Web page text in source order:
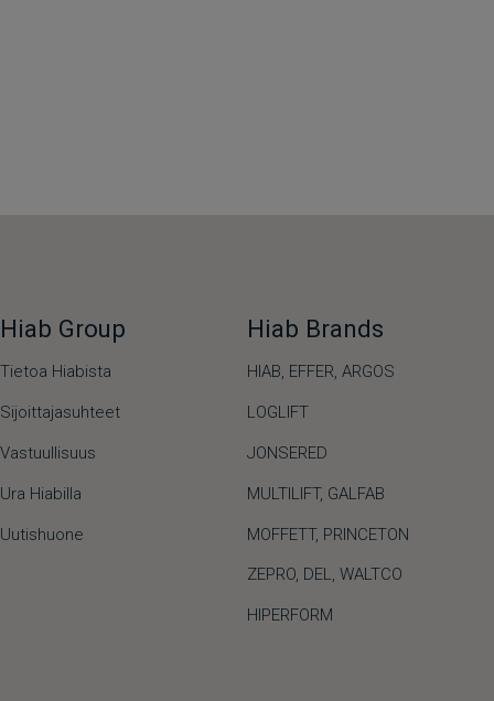
Hiab Group
Tietoa Hiabista
Sijoittajasuhteet
Vastuullisuus
Ura Hiabilla
Uutishuone
Hiab Brands
HIAB, EFFER, ARGOS
LOGLIFT
JONSERED
MULTILIFT, GALFAB
MOFFETT, PRINCETON
ZEPRO, DEL, WALTCO
HIPERFORM